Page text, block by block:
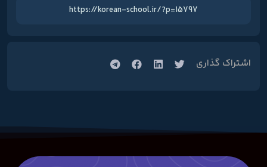
اشتراک گذاري